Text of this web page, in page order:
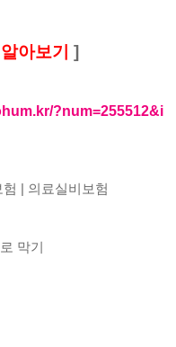
알아보기 ]
?num=255512&i
| 의료실비보험
막기